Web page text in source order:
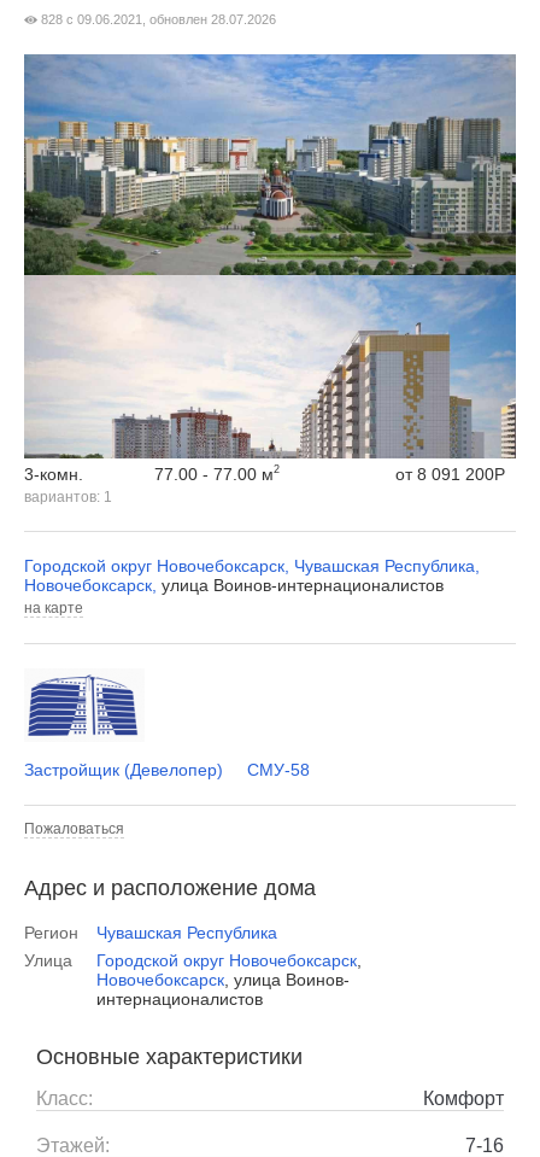
828 с 09.06.2021, обновлен 28.07.2026
3-комн.
вариантов: 1
77.00 - 77.00 м2 от8 091 200Р
Городской округ Новочебоксарск Чувашская Республика
Новочебоксарск улица Воинов-интернационалистов
на карте
Застройщик (Девелопер) СМУ-58
Пожаловаться
Адрес и расположение дома
Регион
Чувашская Республика
Улица
Городской округ Новочебоксарск
Новочебоксарск улица Воинов-
интернационалистов
Основные характеристики
Класс: Комфорт
Этажей: 7-16